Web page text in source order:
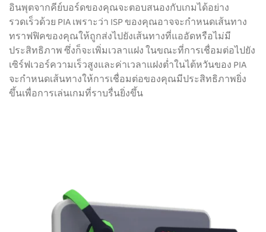
อินพุตจากคีย์บอร์ดของคุณจะตอบสนองกับเกมได้อย่าง
รวดเร็วด้วย PIA เพราะว่า ISP ของคุณอาจจะกำหนดเส้นทาง
ทราฟฟิคของคุณให้ถูกส่งไปยังเส้นทางที่แออัดหรือไม่มี
ประสิทธิภาพ ซึ่งก็จะเพิ่มเวลาแฝง ในขณะที่การเชื่อมต่อไปยัง
เซิร์ฟเวอร์ความเร็วสูงและค่าเวลาแฝงต่ำในไต้หวันของ PIA
จะกำหนดเส้นทางให้การเชื่อมต่อของคุณมีประสิทธิภาพยิ่ง
ขึ้นเพื่อการเล่นเกมที่ราบรื่นยิ่งขึ้น